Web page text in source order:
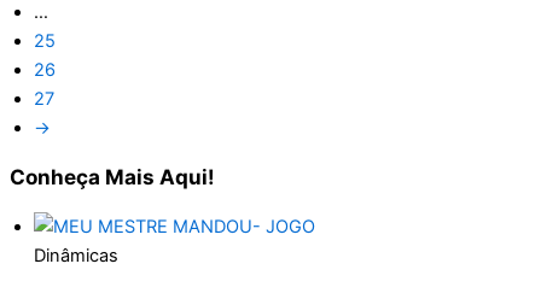
…
25
26
27
→
Conheça Mais Aqui!
Dinâmicas